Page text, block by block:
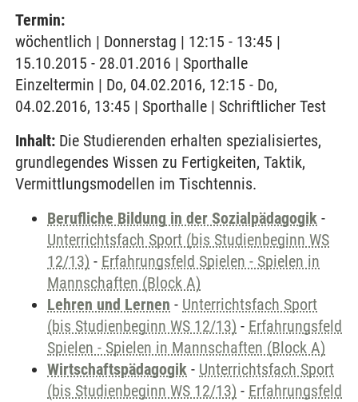
Termin:
wöchentlich | Donnerstag | 12:15 - 13:45 |
15.10.2015 - 28.01.2016 | Sporthalle
Einzeltermin | Do, 04.02.2016, 12:15 - Do,
04.02.2016, 13:45 | Sporthalle | Schriftlicher Test
Inhalt: Die Studierenden erhalten spezialisiertes,
grundlegendes Wissen zu Fertigkeiten, Taktik,
Vermittlungsmodellen im Tischtennis.
Berufliche Bildung in der Sozialpädagogik -
Unterrichtsfach Sport (bis Studienbeginn WS
12/13) - Erfahrungsfeld Spielen - Spielen in
Mannschaften (Block A)
Lehren und Lernen - Unterrichtsfach Sport
(bis Studienbeginn WS 12/13) - Erfahrungsfeld
Spielen - Spielen in Mannschaften (Block A)
Wirtschaftspädagogik - Unterrichtsfach Sport
(bis Studienbeginn WS 12/13) - Erfahrungsfeld